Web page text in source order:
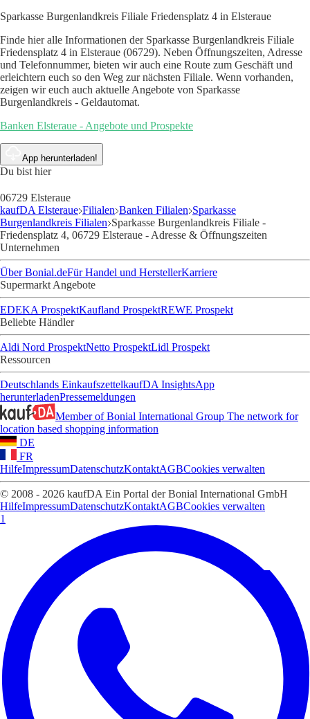
Sparkasse Burgenlandkreis Filiale Friedensplatz 4 in Elsteraue
Finde hier alle Informationen der Sparkasse Burgenlandkreis Filiale
Friedensplatz 4 in Elsteraue (06729). Neben Öffnungszeiten, Adresse
und Telefonnummer, bieten wir auch eine Route zum Geschäft und
erleichtern euch so den Weg zur nächsten Filiale. Wenn vorhanden,
zeigen wir euch auch aktuelle Angebote von Sparkasse
Burgenlandkreis - Geldautomat.
Banken Elsteraue - Angebote und Prospekte
App herunterladen!
Du bist hier
06729 Elsteraue
kaufDA Elsteraue Filialen Banken Filialen Sparkasse
Burgenlandkreis Filialen Sparkasse Burgenlandkreis Filiale -
Friedensplatz 4, 06729 Elsteraue - Adresse & Öffnungszeiten
Unternehmen
Über Bonial.deFür Handel und HerstellerKarriere
Supermarkt Angebote
EDEKA ProspektKaufland ProspektREWE Prospekt
Beliebte Händler
Aldi Nord ProspektNetto ProspektLidl Prospekt
Ressourcen
Deutschlands EinkaufszettelkaufDA InsightsApp
herunterladenPressemeldungen
Member of Bonial International Group The network for
location based shopping information
DE
FR
HilfeImpressumDatenschutzKontaktAGBCookies verwalten
© 2008 - 2026 kaufDA Ein Portal der Bonial International GmbH
HilfeImpressumDatenschutzKontaktAGBCookies verwalten
1